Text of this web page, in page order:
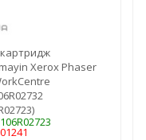
Xerox Phaser